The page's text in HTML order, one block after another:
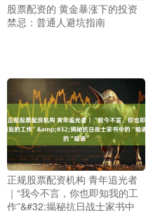
股票配资的 黄金暴涨下的投资
禁忌：普通人避坑指南
正规股票配资机构 青年追光者
｜“我今不言，你也即知我的工
作”&#32;揭秘抗日战士家书中